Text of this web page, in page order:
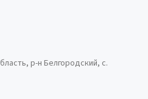
р-н Белгородский, с.